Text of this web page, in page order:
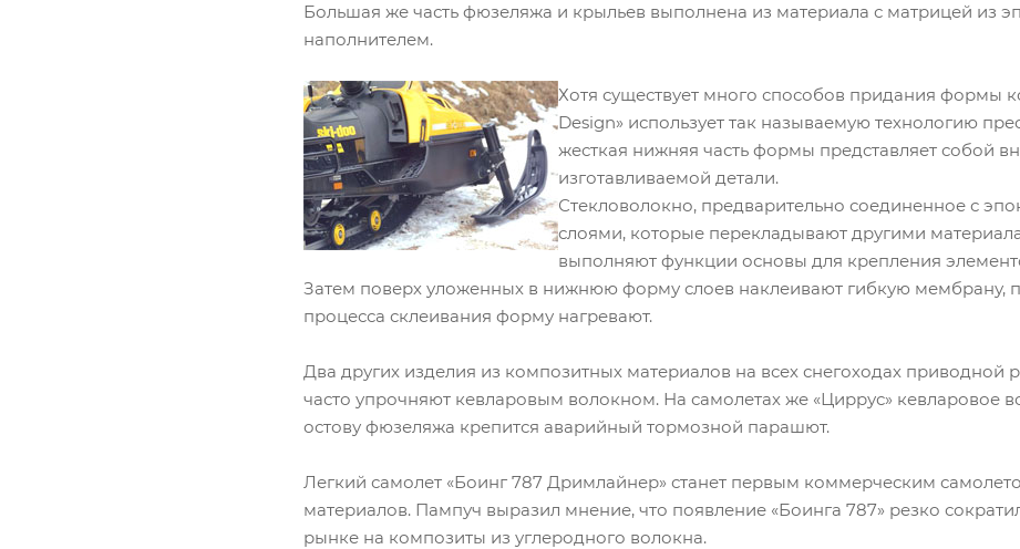
Большая же часть фюзеляжа и крыльев выполнена из материала с матрицей из
наполнителем.
Хотя существует много способов придания формы
Design» использует так называемую технологию
жесткая нижняя часть формы представляет собой
изготавливаемой детали.
Стекловолокно, предварительно соединенное с
слоями, которые перекладывают другими
выполняют функции основы для крепления
Затем поверх уложенных в нижнюю форму слоев наклеивают гибкую мембрану,
процесса склеивания форму нагревают.
Два других изделия из композитных материалов на всех снегоходах приводной
часто упрочняют кевларовым волокном. На самолетах же «Циррус» кевларовое
остову фюзеляжа крепится аварийный тормозной парашют.
Легкий самолет «Боинг 787 Дримлайнер» станет первым коммерческим
материалов. Пампуч выразил мнение, что появление «Боинга 787» резко
рынке на композиты из углеродного волокна.